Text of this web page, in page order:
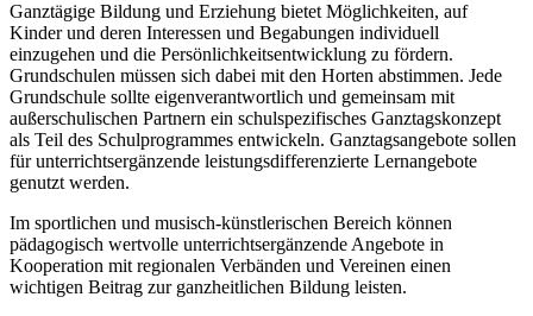
Ganztägige Bildung und Erziehung bietet Möglichkeiten, auf
Kinder und deren Interessen und Begabungen individuell
einzugehen und die Persönlichkeitsentwicklung zu fördern.
Grundschulen müssen sich dabei mit den Horten abstimmen. Jede
Grundschule sollte eigenverantwortlich und gemeinsam mit
außerschulischen Partnern ein schulspezifisches Ganztagskonzept
als Teil des Schulprogrammes entwickeln. Ganztagsangebote sollen
für unterrichtsergänzende leistungsdifferenzierte Lernangebote
genutzt werden.
Im sportlichen und musisch-künstlerischen Bereich können
pädagogisch wertvolle unterrichtsergänzende Angebote in
Kooperation mit regionalen Verbänden und Vereinen einen
wichtigen Beitrag zur ganzheitlichen Bildung leisten.